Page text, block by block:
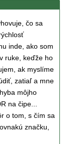
čo sa
inde, ako som
ruke, keďže ho
ak myslíme
zatiaľ a mne
môjho
na čipe...
o tom, s čím sa
značku,